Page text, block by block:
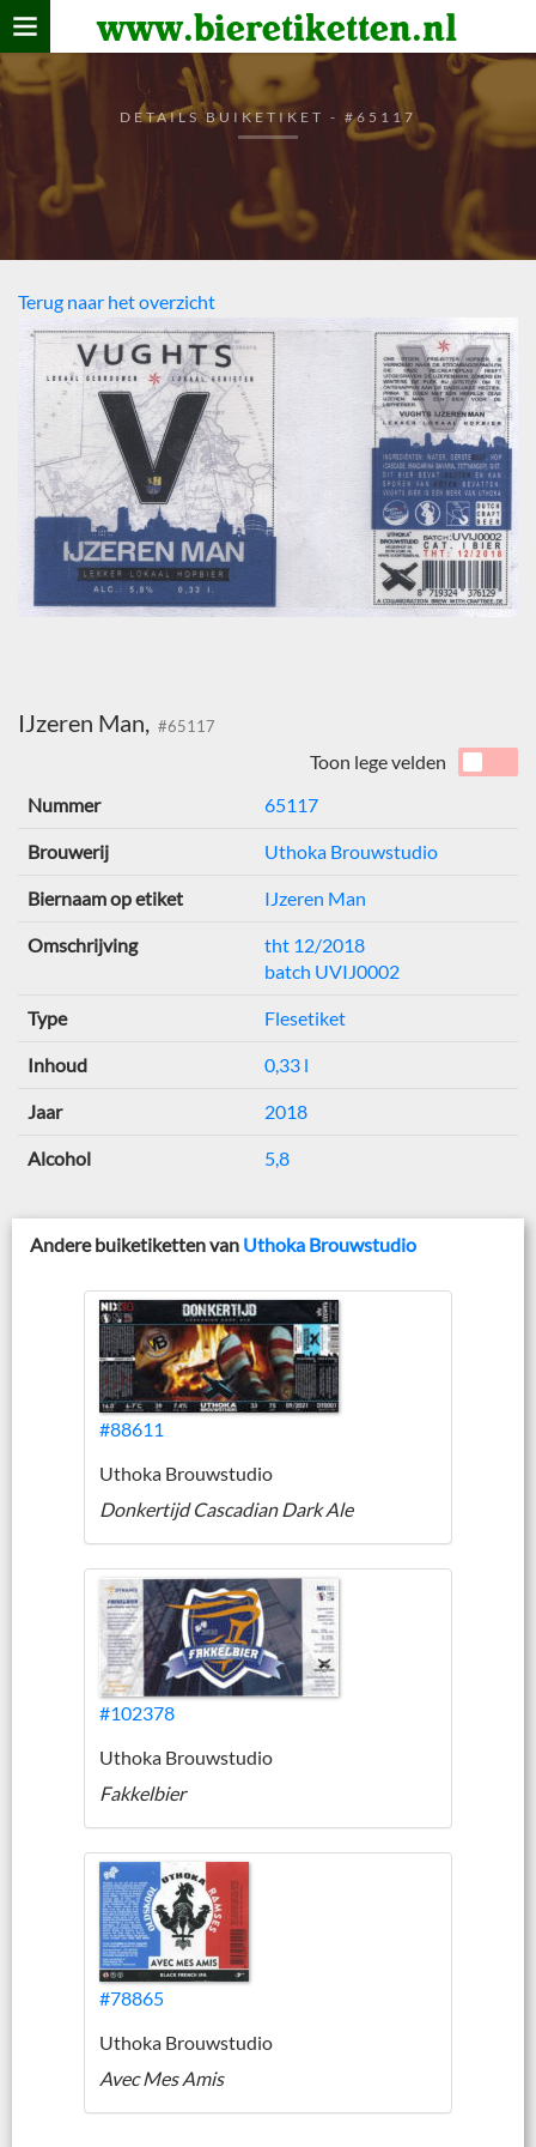
www.bieretiketten.nl
Home
verzamelen
De bierkaart
Bezoekers
DETAILS BUIKETIKET - #65117
Terug naar het overzicht
IJzeren Man, #65117
Toon lege velden
Nummer
65117
Brouwerij Uthoka Brouwstudio
Biernaam op etiket IJzeren Man
Omschrijving
tht 12/2018
batch UVIJ0002
Type Flesetiket
Inhoud 0,33 l
Jaar 2018
Alcohol 5,8
Andere buiketiketten van Uthoka Brouwstudio
#88611
Uthoka Brouwstudio
Donkertijd Cascadian Dark Ale
#102378
Uthoka Brouwstudio
Fakkelbier
#78865
Uthoka Brouwstudio
Avec Mes Amis